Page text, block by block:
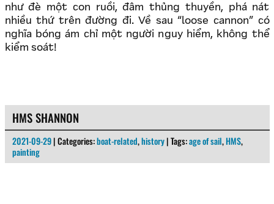
như đè một con ruồi, đâm thủng thuyền, phá nát
nhiều thứ trên đường đi. Về sau “loose cannon” có
nghĩa bóng ám chỉ một người nguy hiểm, không thể
kiểm soát!
HMS SHANNON
2021-09-29 | Categories:boat-related,history | Tags:age of sail,HMS,
painting